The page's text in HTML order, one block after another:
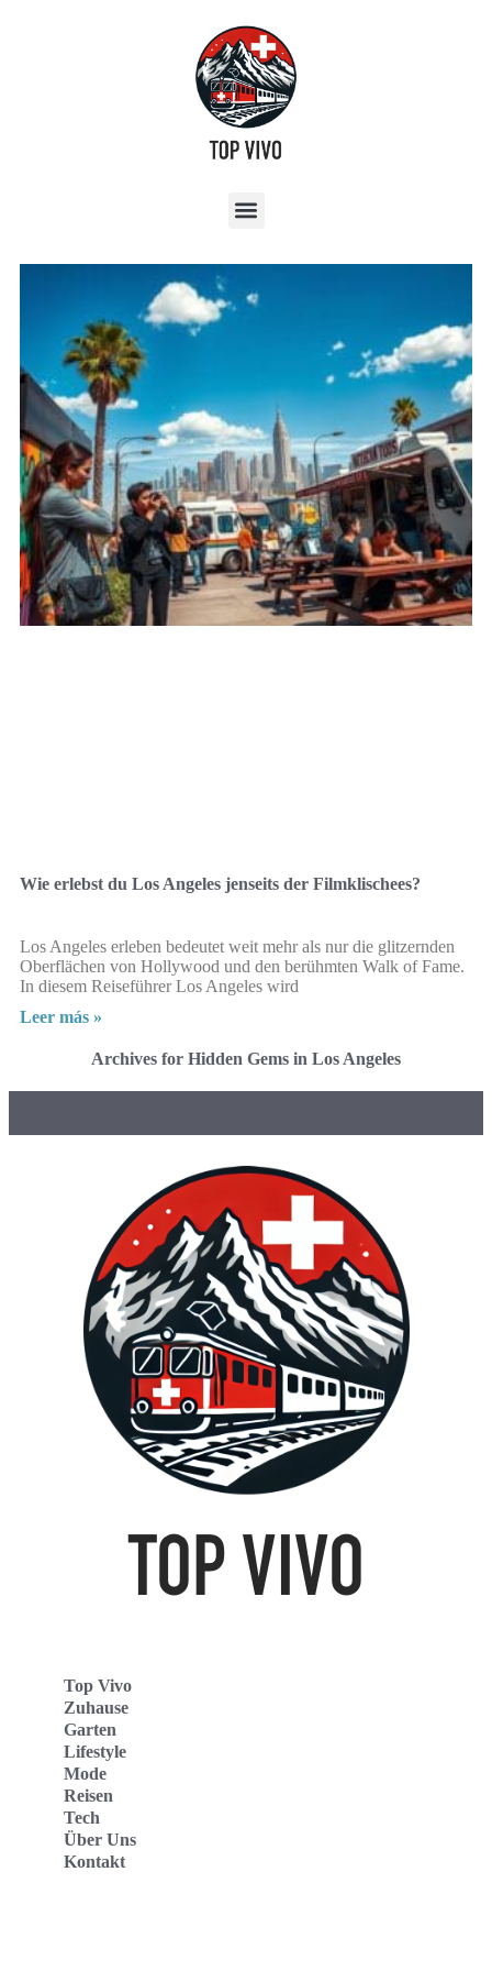
Wie erlebst du Los Angeles jenseits der Filmklischees?
Los Angeles erleben bedeutet weit mehr als nur die glitzernden
Oberflächen von Hollywood und den berühmten Walk of Fame.
In diesem Reiseführer Los Angeles wird
Leer más »
Archives for Hidden Gems in Los Angeles
Top Vivo
Zuhause
Garten
Lifestyle
Mode
Reisen
Tech
Über Uns
Kontakt